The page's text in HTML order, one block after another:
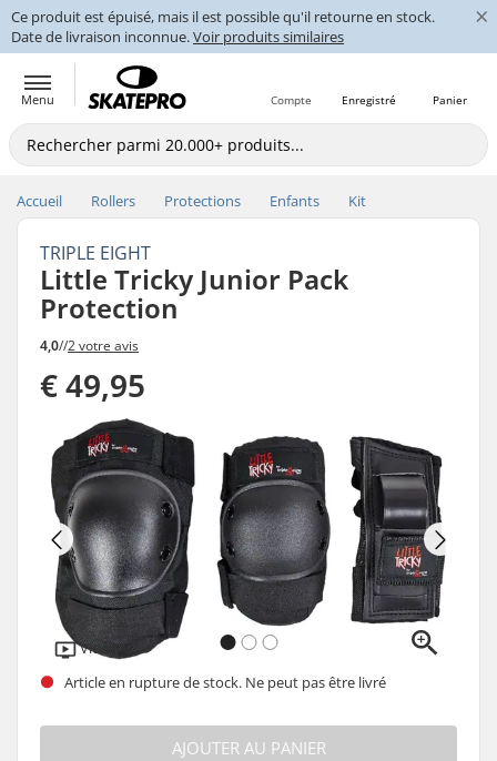
Ce produit est épuisé, mais il est possible qu'il retourne en stock.
Date de livraison inconnue.Voir produits similaires
×
Menu Panier
Enregistré
Compte
Accueil Rollers Protections Enfants Kit
TRIPLE EIGHT
Little Tricky Junior Pack
Protection
4,0//2 votre avis
€ 49,95
Vidéo
Article en rupture de stock. Ne peut pas être livré
AJOUTER AU PANIER